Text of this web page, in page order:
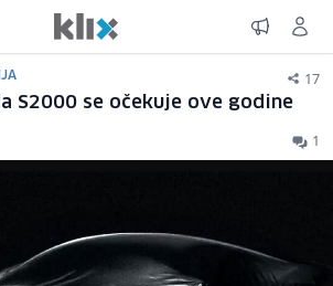
17
S2000 se očekuje ove godine
1